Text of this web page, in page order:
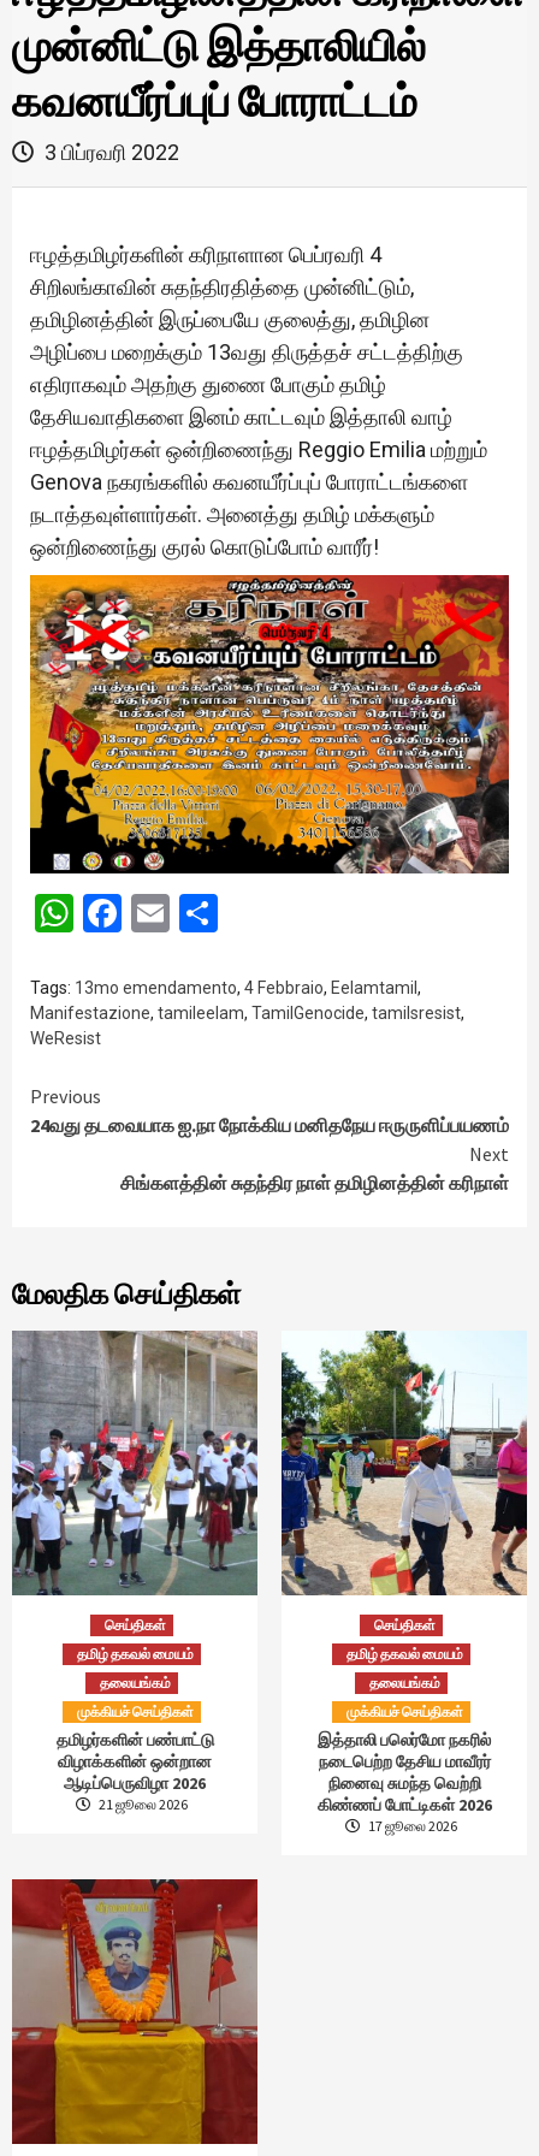
முன்னிட்டு இத்தாலியில்
கவனயீர்ப்புப் போராட்டம்
3 பிப்ரவரி 2022
ஈழத்தமிழர்களின் கரிநாளான பெப்ரவரி 4
சிறிலங்காவின் சுதந்திரதித்தை முன்னிட்டும்,
தமிழினத்தின் இருப்பையே குலைத்து, தமிழின
அழிப்பை மறைக்கும் 13வது திருத்தச் சட்டத்திற்கு
எதிராகவும் அதற்கு துணை போகும் தமிழ்
தேசியவாதிகளை இனம் காட்டவும் இத்தாலி வாழ்
ஈழத்தமிழர்கள் ஒன்றிணைந்து Reggio Emilia மற்றும்
Genova நகரங்களில் கவனயீர்ப்புப் போராட்டங்களை
நடாத்தவுள்ளார்கள். அனைத்து தமிழ் மக்களும்
ஒன்றிணைந்து குரல் கொடுப்போம் வாரீர்!
WhatsApp
Facebook
Email
Tags: 13mo emendamento, 4 Febbraio, Eelamtamil ,
Manifestazione, tamileelam, TamilGenocide, tamilsresist,
WeResist
Continue
Reading
Previous
24வது தடவையாக ஐ.நா நோக்கிய மனிதநேய ஈருருளிப்பயணம்
Next
சிங்களத்தின் சுதந்திர நாள் தமிழினத்தின் கரிநாள்
மேலதிக செய்திகள்
செய்திகள்
தமிழ் தகவல் மையம்
தலையங்கம்
முக்கியச் செய்திகள்
தமிழர்களின் பண்பாட்டு
விழாக்களின் ஒன்றான
ஆடிப்பெருவிழா 2026
21 ஜூலை 2026
செய்திகள்
தமிழ் தகவல் மையம்
தலையங்கம்
முக்கியச் செய்திகள்
இத்தாலி பலெர்மோ நகரில்
நடைபெற்ற தேசிய மாவீரர்
நினைவு சுமந்த வெற்றி
கிண்ணப் போட்டிகள் 2026
17 ஜூலை 2026